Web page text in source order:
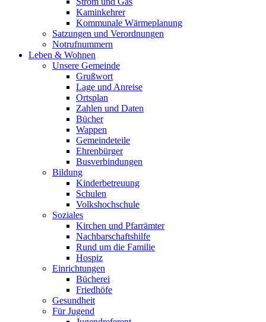
Kaminkehrer
Kommunale Wärmeplanung
Satzungen und Verordnungen
Notrufnummern
Leben & Wohnen
Unsere Gemeinde
Grußwort
Lage und Anreise
Ortsplan
Zahlen und Daten
Bücher
Wappen
Gemeindeteile
Ehrenbürger
Busverbindungen
Bildung
Kinderbetreuung
Schulen
Volkshochschule
Soziales
Kirchen und Pfarrämter
Nachbarschaftshilfe
Rund um die Familie
Hospiz
Einrichtungen
Bücherei
Friedhöfe
Gesundheit
Für Jugend